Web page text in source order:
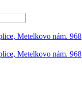
Metelkovo nám. 968
Metelkovo nám. 968